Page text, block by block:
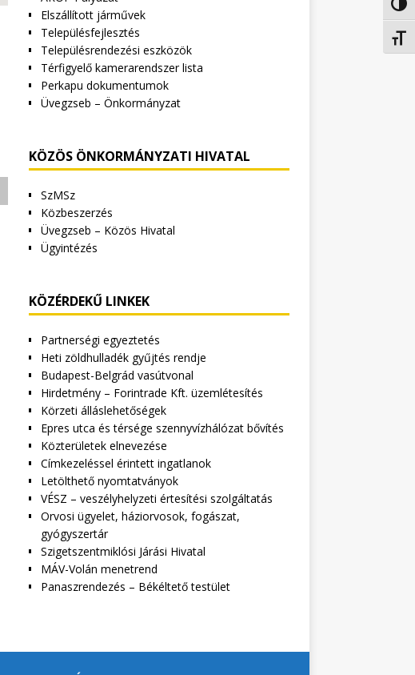
Elszállított járművek
Településfejlesztés
Településrendezési eszközök
Térfigyelő kamerarendszer lista
Perkapu dokumentumok
Üvegzseb – Önkormányzat
KÖZÖS ÖNKORMÁNYZATI HIVATAL
SzMSz
Közbeszerzés
Üvegzseb – Közös Hivatal
Ügyintézés
KÖZÉRDEKŰ LINKEK
Partnerségi egyeztetés
Heti zöldhulladék gyűjtés rendje
Budapest-Belgrád vasútvonal
Hirdetmény – Forintrade Kft. üzemlétesítés
Körzeti álláslehetőségek
Epres utca és térsége szennyvízhálózat bővítés
Közterületek elnevezése
Címkezeléssel érintett ingatlanok
Letölthető nyomtatványok
VÉSZ – veszélyhelyzeti értesítési szolgáltatás
Orvosi ügyelet, háziorvosok, fogászat,
gyógyszertár
Szigetszentmiklósi Járási Hivatal
MÁV-Volán menetrend
Panaszrendezés – Békéltető testület